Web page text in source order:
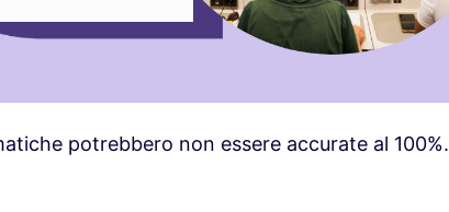
potrebbero non essere accurate al 100%.